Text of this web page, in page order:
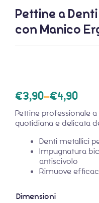
Pettine a
con Manico
€3,90–€4,90
Pettine professionale
quotidiana e delicata
Denti metallici
Impugnatura
antiscivolo
Rimuove
Dimensioni